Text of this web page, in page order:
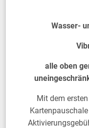
Wasser-
alle oben
Mit dem